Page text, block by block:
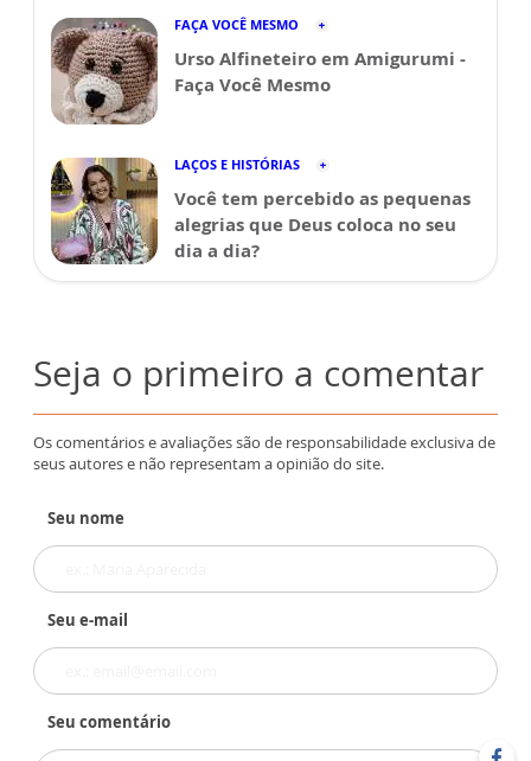
FAÇA VOCÊ MESMO
Urso Alfineteiro em Amigurumi -
Faça Você Mesmo
LAÇOS E HISTÓRIAS
Você tem percebido as pequenas
alegrias que Deus coloca no seu
dia a dia?
Seja o primeiro a comentar
Os comentários e avaliações são de responsabilidade exclusiva de
seus autores e não representam a opinião do site.
Seu nome
Seu e-mail
Seu comentário